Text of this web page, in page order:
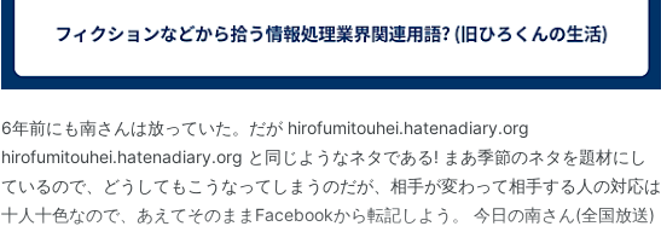
6年前にも南さんは放っていた。だが hirofumitouhei.hatenadiary.org
hirofumitouhei.hatenadiary.org と同じようなネタである! まあ季節のネタを題材にし
ているので、どうしてもこうなってしまうのだが、相手が変わって相手する人の対応は
十人十色なので、あえてそのままFacebookから転記しよう。 今日の南さん(全国放送)